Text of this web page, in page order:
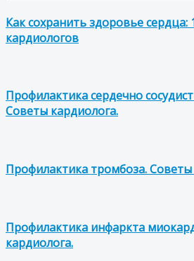
Как сохранить здоровье сердца:
кардиологов
Профилактика сердечно
Советы кардиолога.
Профилактика тромбоза. Советы
Профилактика инфаркта
кардиолога.